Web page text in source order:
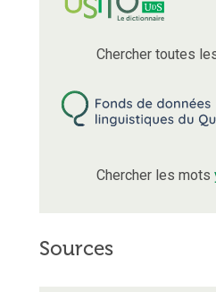
Chercher toutes
Chercher les mots
Sources